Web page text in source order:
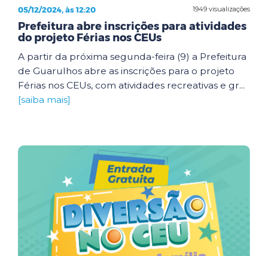
1949 visualizações
05/12/2024, às 12:20
Prefeitura abre inscrições para atividades
do projeto Férias nos CEUs
A partir da próxima segunda-feira (9) a Prefeitura
de Guarulhos abre as inscrições para o projeto
Férias nos CEUs, com atividades recreativas e gr...
[saiba mais]